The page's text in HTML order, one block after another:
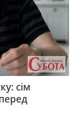
сім